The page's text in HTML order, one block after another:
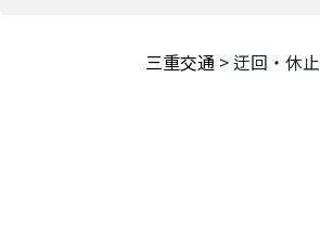
三重交通 >迂回・休